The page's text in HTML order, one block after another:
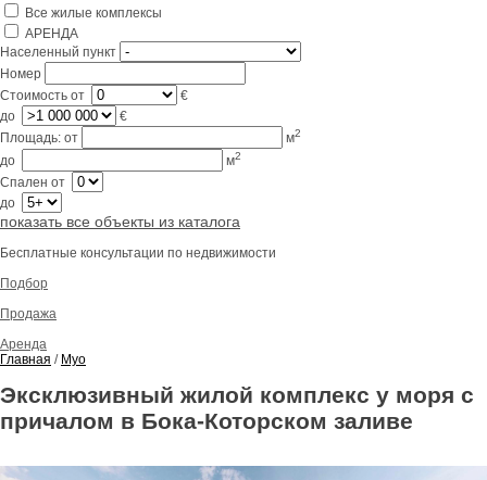
Lifestyle
Контакты
Все жилые комплексы
АРЕНДА
Населенный пункт
Номер
Стоимость от
€
до
€
Площадь: от м2
до м2
Спален от
до
показать все объекты из каталога
Бесплатные консультации по недвижимости
Подбор
Продажа
Аренда
Главная / Муо
Эксклюзивный жилой комплекс у моря с
причалом в Бокa-Которском заливе